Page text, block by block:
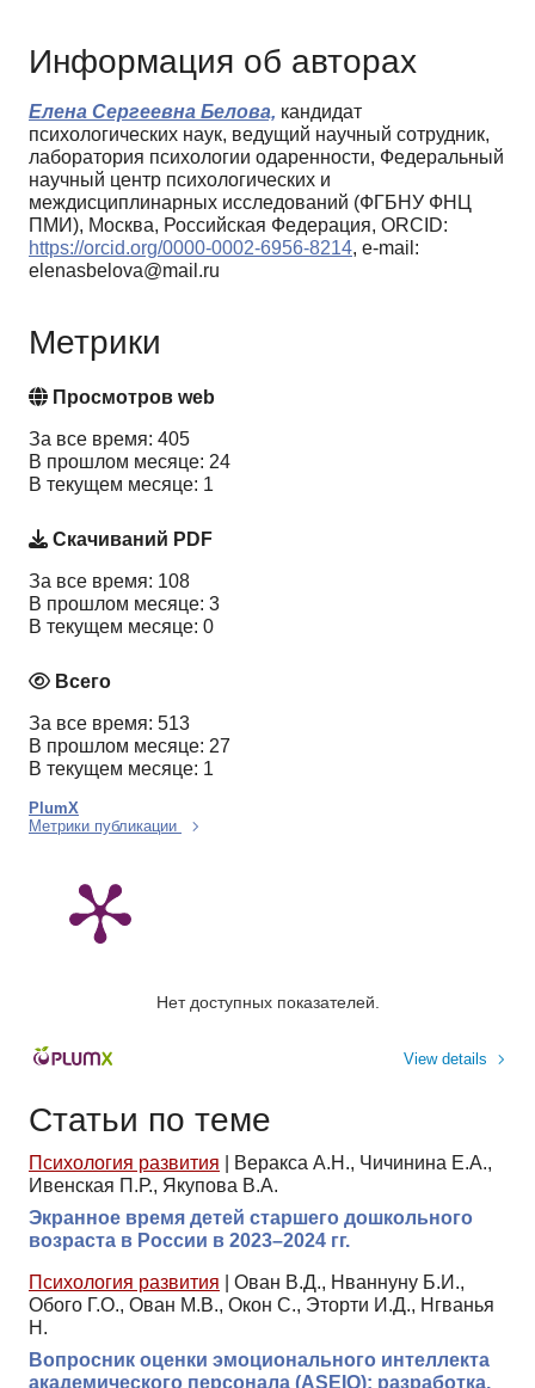
Информация об авторах
Елена Сергеевна Белова, кандидат
психологических наук, ведущий научный сотрудник,
лаборатория психологии одаренности, Федеральный
научный центр психологических и
междисциплинарных исследований (ФГБНУ ФНЦ
ПМИ), Москва, Российская Федерация, ORCID:
https://orcid.org/0000-0002-6956-8214, e-mail:
elenasbelova@mail.ru
Метрики
Просмотров web
За все время: 405
В прошлом месяце: 24
В текущем месяце: 1
Скачиваний PDF
За все время: 108
В прошлом месяце: 3
В текущем месяце: 0
Всего
За все время: 513
В прошлом месяце: 27
В текущем месяце: 1
PlumX
Метрики публикации
Нет доступных показателей.
View details
Статьи по теме
Психология развития
Веракса А.Н., Чичинина Е.А.,
Ивенская П.Р., Якупова В.А.
Экранное время детей старшего дошкольного
возраста в России в 2023–2024 гг.
Психология развития
Ован В.Д., Нваннуну Б.И.,
Обого Г.О., Ован М.В., Окон С., Эторти И.Д., Нгванья
Н.
Вопросник оценки эмоционального интеллекта
академического персонала (ASEIQ): разработка,